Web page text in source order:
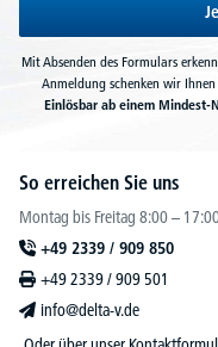
Mit Absenden des Formulars
Anmeldung schenken wir
Einlösbar ab einem
So erreichen Sie uns
Montag bis Freitag 8:00 –
+49 2339 / 909 850
+49 2339 / 909 501
info@delta-v.de